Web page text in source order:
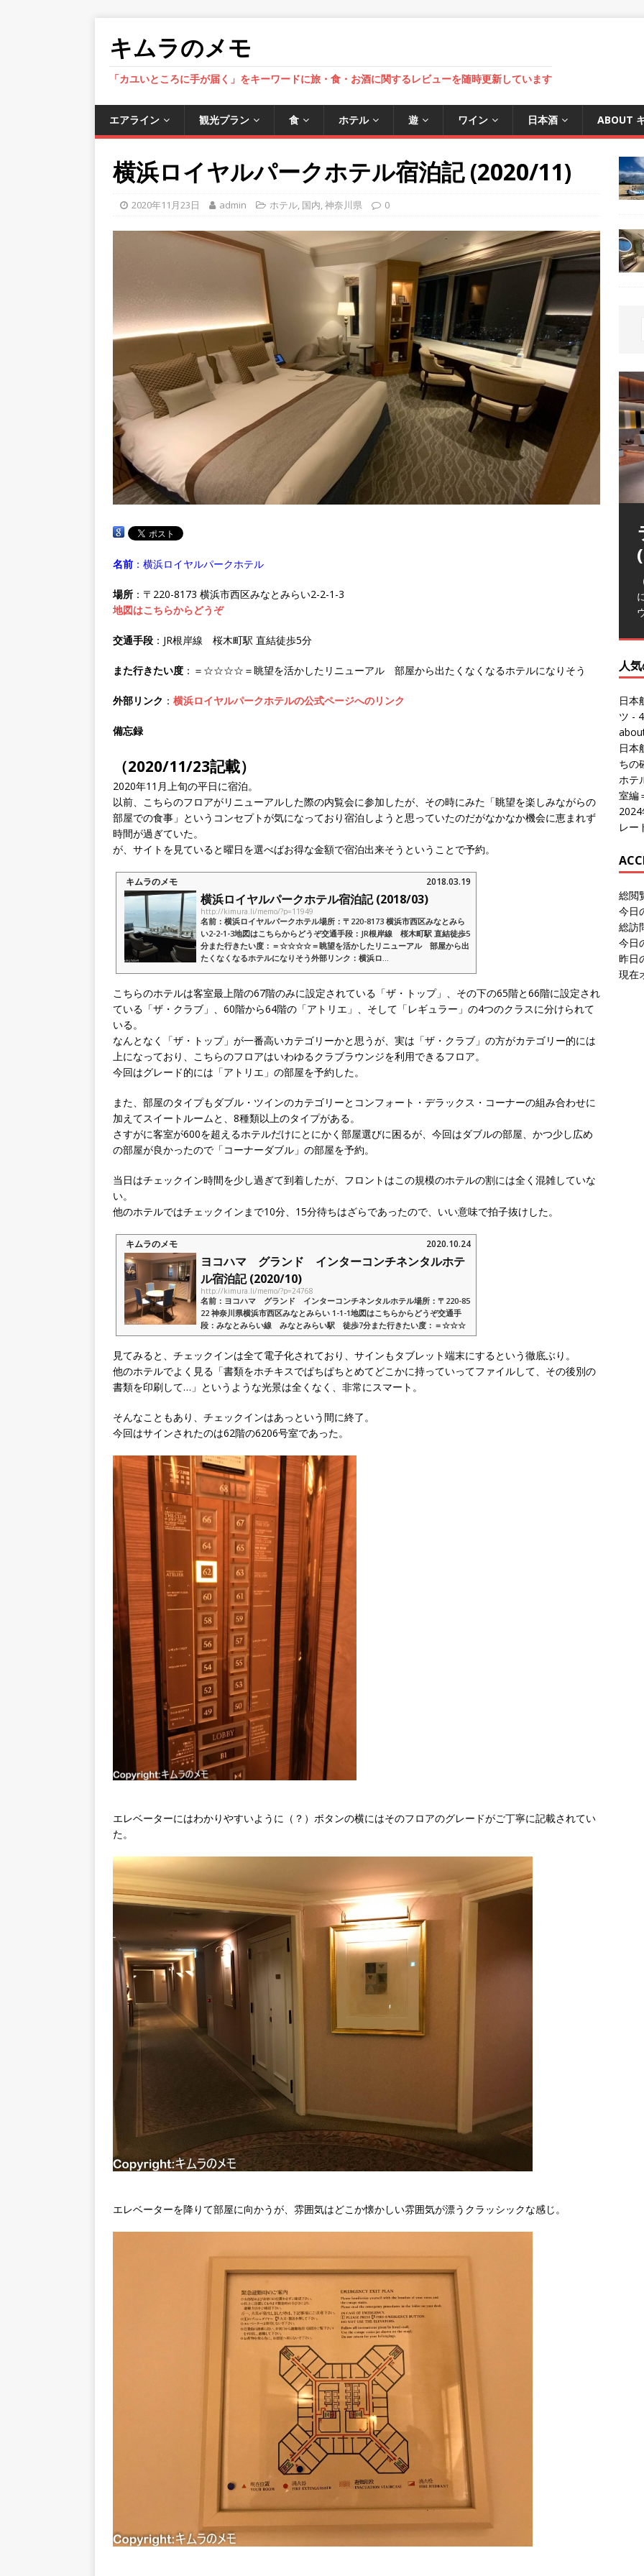
キムラのメモ
「カユいところに手が届く」をキーワードに旅・食・お酒に関するレビューを随時更新しています
エアライン 観光プラン 食 ホテル 遊 ワイン 日本酒 ABOUT
横浜ロイヤルパークホテル宿泊記 (2020/11)
2020年11月23日 admin ホテル, 国内,神奈川県 0
名前 ：横浜ロイヤルパークホテル
場所 ：〒220-8173 横浜市西区みなとみらい2-2-1-3
地図はこちらからどうぞ
交通手段 ：JR根岸線 桜木町駅 直結徒歩5分
また行きたい度 ：＝☆☆☆☆＝眺望を活かしたリニューアル 部屋から出たくなくなるホテルになりそう
外部リンク ： 横浜ロイヤルパークホテルの公式ページへのリンク
備忘録
（2020/11/23記載）
2020年11月上旬の平日に宿泊。
以前、こちらのフロアがリニューアルした際の内覧会に参加したが、その時にみた「眺望を楽しみながらの
部屋での食事」というコンセプトが気になっており宿泊しようと思っていたのだがなかなか機会に恵まれず
時間が過ぎていた。
が、サイトを見ていると曜日を選べばお得な金額で宿泊出来そうということで予約。
キムラのメモ 2018.03.19
横浜ロイヤルパークホテル宿泊記 (2018/03)
http://kimura.li/memo/?p=11949
名前：横浜ロイヤルパークホテル場所：〒220-8173 横浜市西区みなとみら
い2-2-1-3地図はこちらからどうぞ交通手段：JR根岸線 桜木町駅 直結徒歩5
分また行きたい度：＝☆☆☆☆＝眺望を活かしたリニューアル 部屋から出
たくなくなるホテルになりそう外部リンク：横浜ロ...
こちらのホテルは客室最上階の67階のみに設定されている「ザ・トップ」、その下の65階と66階に設定され
ている「ザ・クラブ」、60階から64階の「アトリエ」、そして「レギュラー」の4つのクラスに分けられて
いる。
なんとなく「ザ・トップ」が一番高いカテゴリーかと思うが、実は「ザ・クラブ」の方がカテゴリー的には
上になっており、こちらのフロアはいわゆるクラブラウンジを利用できるフロア。
今回はグレード的には「アトリエ」の部屋を予約した。
また、部屋のタイプもダブル・ツインのカテゴリーとコンフォート・デラックス・コーナーの組み合わせに
加えてスイートルームと、8種類以上のタイプがある。
さすがに客室が600を超えるホテルだけにとにかく部屋選びに困るが、今回はダブルの部屋、かつ少し広め
の部屋が良かったので「コーナーダブル」の部屋を予約。
当日はチェックイン時間を少し過ぎて到着したが、フロントはこの規模のホテルの割には全く混雑していな
い。
他のホテルではチェックインまで10分、15分待ちはざらであったので、いい意味で拍子抜けした。
キムラのメモ 2020.10.24
ヨコハマ グランド インターコンチネンタルホテ
ル宿泊記 (2020/10)
http://kimura.li/memo/?p=24768
名前：ヨコハマ グランド インターコンチネンタルホテル場所：〒220-85
22 神奈川県横浜市西区みなとみらい 1-1-1地図はこちらからどうぞ交通手
段：みなとみらい線 みなとみらい駅 徒歩7分また行きたい度：＝☆☆☆
＝エリア随一の老舗ホテルならではのクラシック感あ...
見てみると、チェックインは全て電子化されており、サインもタブレット端末にするという徹底ぶり。
他のホテルでよく見る「書類をホチキスでぱちぱちとめてどこかに持っていってファイルして、その後別の
書類を印刷して…」というような光景は全くなく、非常にスマート。
そんなこともあり、チェックインはあっという間に終了。
今回はサインされたのは62階の6206号室であった。
エレベーターにはわかりやすいように（？）ボタンの横にはそのフロアのグレードがご丁寧に記載されてい
た。
エレベーターを降りて部屋に向かうが、雰囲気はどこか懐かしい雰囲気が漂うクラッシックな感じ。
人
日本
ツ -
日本
ちの
ホテ
室編
レー
総閲
今日
総訪
今日
昨日
現在